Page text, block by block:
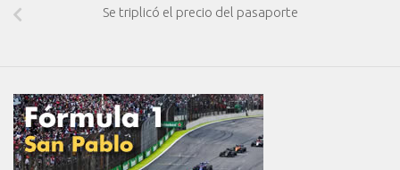
Se triplicó el precio del pasaporte